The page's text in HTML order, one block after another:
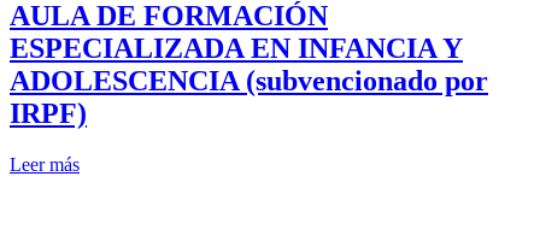
AULA DE FORMACIÓN
ESPECIALIZADA EN INFANCIA Y
ADOLESCENCIA (subvencionado por
IRPF)
Leer más